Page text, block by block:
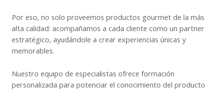
Por eso, no solo proveemos productos gourmet de la más
alta calidad: acompañamos a cada cliente como un partner
estratégico, ayudándole a crear experiencias únicas y
memorables.
Nuestro equipo de especialistas ofrece formación
personalizada para potenciar el conocimiento del producto